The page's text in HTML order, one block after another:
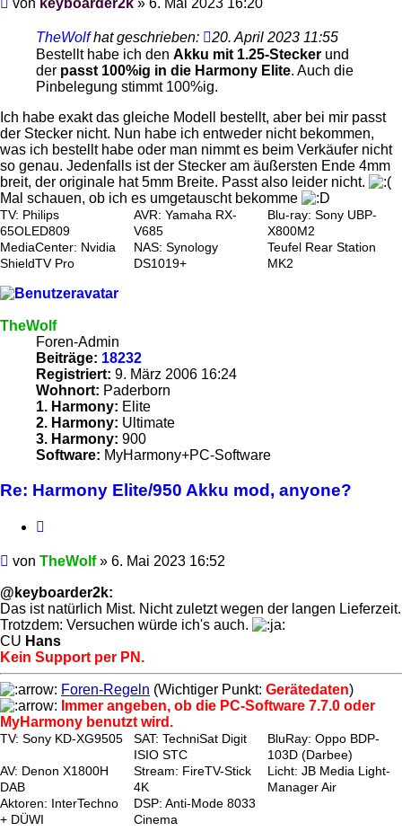
TheWolfhat geschrieben:
20. April 2023 11:55
Bestellt habe ich den Akku mit 1.25-Stecker und
der passt 100%ig in die Harmony Elite. Auch die
Pinbelegung stimmt 100%ig.
Ich habe exakt das gleiche Modell bestellt, aber bei mir passt
der Stecker nicht. Nun habe ich entweder nicht bekommen,
was ich bestellt habe oder man nimmt es beim Verkäufer nicht
so genau. Jedenfalls ist der Stecker am äußersten Ende 4mm
breit, der originale hat 5mm Breite. Passt also leider nicht.
Mal schauen, ob ich es umgetauscht bekomme
TV: Philips
65OLED809
AVR: Yamaha RX-
V685
Blu-ray: Sony UBP-
X800M2
MediaCenter: Nvidia
ShieldTV Pro
NAS: Synology
DS1019+
Teufel Rear Station
MK2
TheWolf
Foren-Admin
Beiträge: 18232
Registriert: 9. März 2006 16:24
Wohnort: Paderborn
1. Harmony: Elite
2. Harmony: Ultimate
3. Harmony: 900
Software: MyHarmony+PC-Software
Re: Harmony Elite/950 Akku mod, anyone?
Beitrag
von TheWolf» 6. Mai 2023 16:52
@keyboarder2k:
Das ist natürlich Mist. Nicht zuletzt wegen der langen Lieferzeit.
Trotzdem: Versuchen würde ich's auch.
CU Hans
Kein Support per PN.
Foren-Regeln (Wichtiger Punkt: Gerätedaten)
Immer angeben, ob die PC-Software 7.7.0 oder
MyHarmony benutzt wird.
TV: Sony KD-XG9505
SAT: TechniSat Digit
ISIO STC
BluRay: Oppo BDP-
103D (Darbee)
AV: Denon X1800H
DAB
Stream: FireTV-Stick
4K
Licht: JB Media Light-
Manager Air
Aktoren: InterTechno
+ DÜWI
DSP: Anti-Mode 8033
Cinema